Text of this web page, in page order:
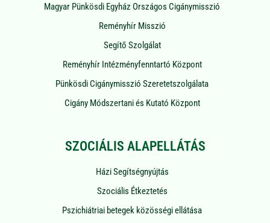
Magyar Pünkösdi Egyház Országos Cigánymisszió
Reményhír Misszió
Segítő Szolgálat
Reményhír Intézményfenntartó Központ
Pünkösdi Cigánymisszió Szeretetszolgálata
Cigány Módszertani és Kutató Központ
SZOCIÁLIS ALAPELLÁTÁS
Házi Segítségnyújtás
Szociális Étkeztetés
Pszichiátriai betegek közösségi ellátása